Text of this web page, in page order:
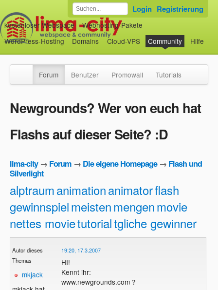
kostenloser Webspace
Webhosting-Pakete
WordPress-Hosting
Domains Cloud-VPS Community Hilfe
Login Registrierung
Forum Benutzer Promowall Tutorials
Newgrounds? Wer von euch hat
Flashs auf dieser Seite? :D
lima-city→ Forum → Die eigene Homepage→ Flash und
Silverlight
alptraumanimationanimatorflash
gewinnspielmeistenmengenmovie
nettes movietutorialtgliche gewinner
Autor dieses
Themas
mkjack
19:20, 17.3.2007
HI!
Kennt ihr:
www.newgrounds.com ?